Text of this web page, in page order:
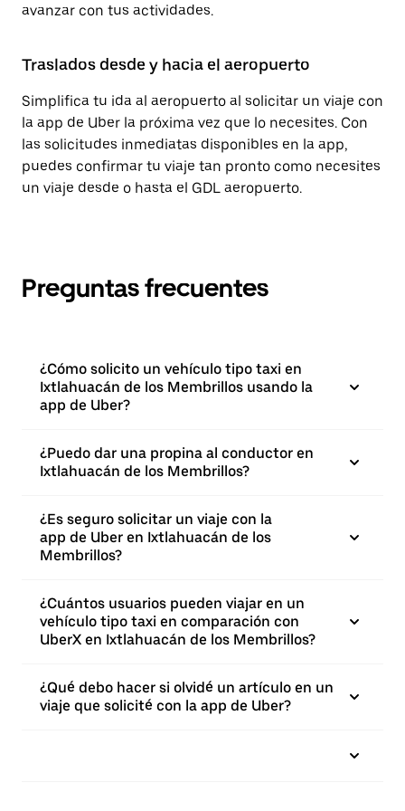
avanzar con tus actividades.
Traslados desde y hacia el aeropuerto
Simplifica tu ida al aeropuerto al solicitar un viaje con
la app de Uber la próxima vez que lo necesites. Con
las solicitudes inmediatas disponibles en la app,
puedes confirmar tu viaje tan pronto como necesites
un viaje desde o hasta el GDL aeropuerto.
Preguntas frecuentes
¿Cómo solicito un vehículo tipo taxi en
Ixtlahuacán de los Membrillos usando la
app de Uber?
¿Puedo dar una propina al conductor en
Ixtlahuacán de los Membrillos?
¿Es seguro solicitar un viaje con la
app de Uber en Ixtlahuacán de los
Membrillos?
¿Cuántos usuarios pueden viajar en un
vehículo tipo taxi en comparación con
UberX en Ixtlahuacán de los Membrillos?
¿Qué debo hacer si olvidé un artículo en un
viaje que solicité con la app de Uber?